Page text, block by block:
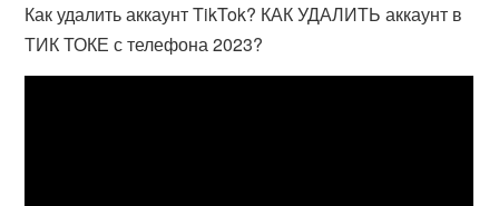
Как удалить аккаунт TikTok? КАК УДАЛИТЬ аккаунт в
ТИК ТОКЕ с телефона 2023?